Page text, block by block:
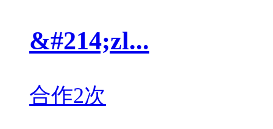
&#214;zl...
合作2次